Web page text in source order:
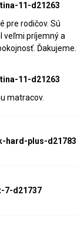
11-d21263
pre rodičov. Sú
veľmi príjemný a
Ďakujeme.
11-d21263
matracov.
hard-plus-d21783
7-d21737